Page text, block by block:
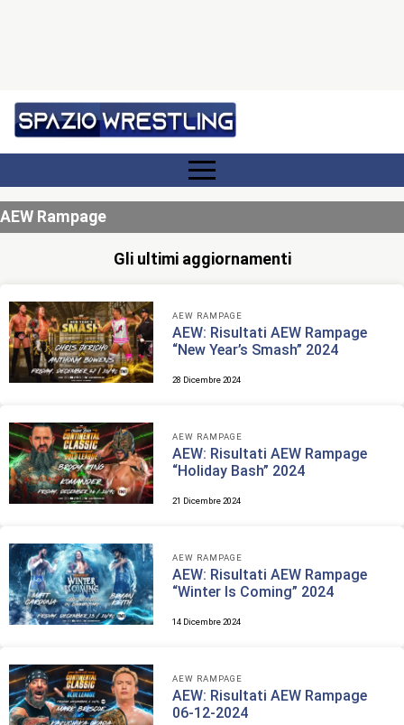
AEW Rampage
Gli ultimi aggiornamenti
AEW RAMPAGE
AEW: Risultati AEW Rampage
“New Year’s Smash” 2024
28 Dicembre 2024
AEW RAMPAGE
AEW: Risultati AEW Rampage
“Holiday Bash” 2024
21 Dicembre 2024
AEW RAMPAGE
AEW: Risultati AEW Rampage
“Winter Is Coming” 2024
14 Dicembre 2024
AEW RAMPAGE
AEW: Risultati AEW Rampage
06-12-2024